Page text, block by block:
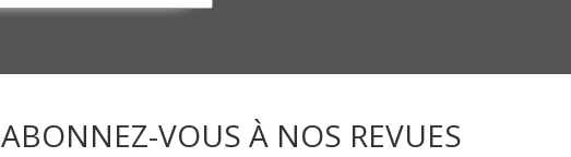
ABONNEZ-VOUS À NOS REVUES